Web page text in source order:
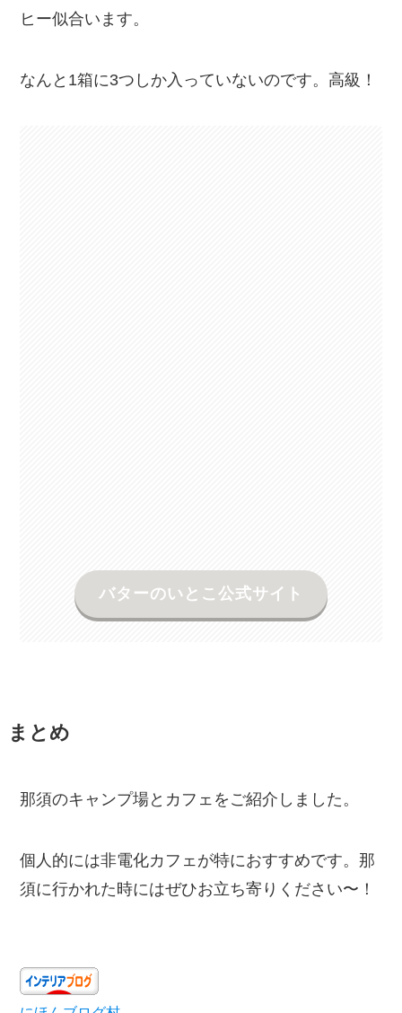
ヒー似合います。
なんと1箱に3つしか入っていないのです。高級！
バターのいとこ公式サイト
まとめ
那須のキャンプ場とカフェをご紹介しました。
個人的には非電化カフェが特におすすめです。那
須に行かれた時にはぜひお立ち寄りください〜！